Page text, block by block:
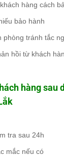
hàng cách
bảo hành
phòng tránh tắc
hồi từ khách
hàng sau
tra sau 24h
mắc nếu có